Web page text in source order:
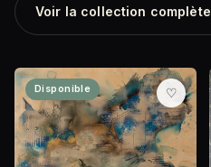
Voir la collection complète
Disponible ♡